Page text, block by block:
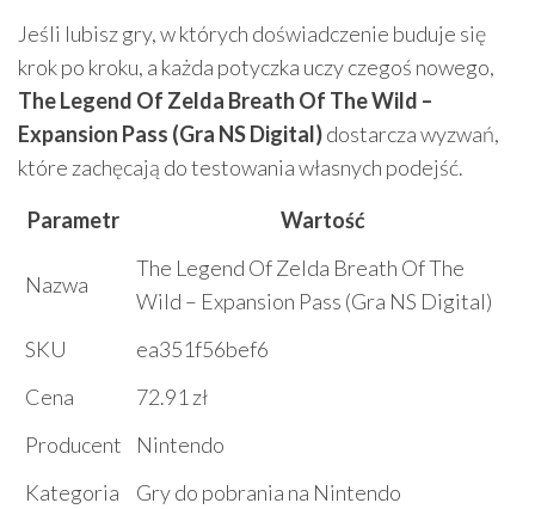
Jeśli lubisz gry, w których doświadczenie buduje się
krok po kroku, a każda potyczka uczy czegoś nowego,
The Legend Of Zelda Breath Of The Wild –
Expansion Pass (Gra NS Digital)dostarcza wyzwań,
które zachęcają do testowania własnych podejść.
Parametr
Wartość
Nazwa
The Legend Of Zelda Breath Of The
Wild – Expansion Pass (Gra NS Digital)
SKU
ea351f56bef6
Cena
72.91 zł
Producent
Nintendo
Kategoria
Gry do pobrania na Nintendo